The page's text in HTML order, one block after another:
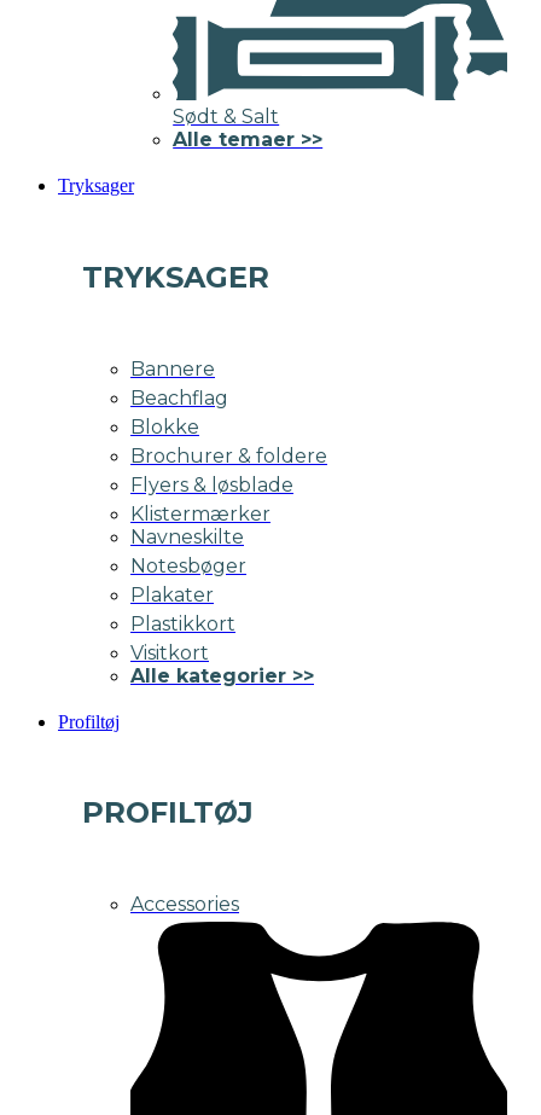
Sødt & Salt
Alle temaer >>
Tryksager
TRYKSAGER
Bannere
Beachflag
Blokke
Brochurer & foldere
Flyers & løsblade
Klistermærker
Navneskilte
Notesbøger
Plakater
Plastikkort
Visitkort
Alle kategorier >>
Profiltøj
PROFILTØJ
Accessories